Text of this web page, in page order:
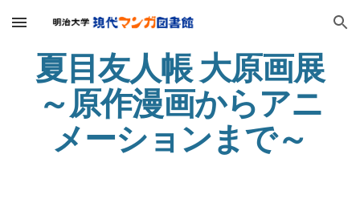
Skip to main content Skip to navigation
夏目友人帳 大原画展
～原作漫画からアニ
メーションまで～